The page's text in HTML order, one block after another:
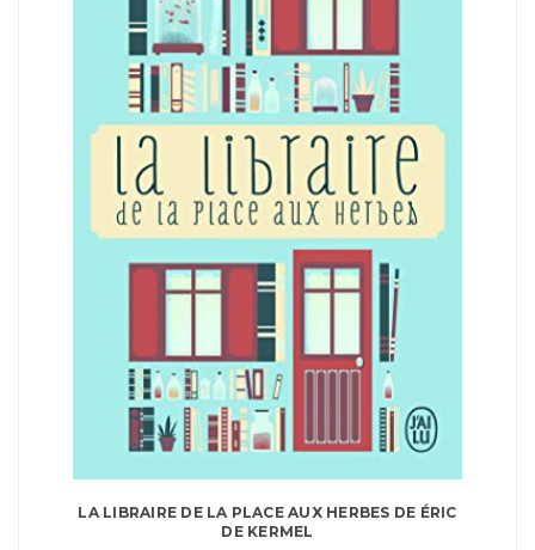
LA LIBRAIRE DE LA PLACE AUX HERBES DE ÉRIC
DE KERMEL